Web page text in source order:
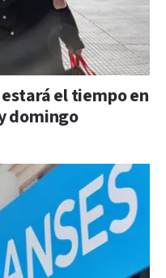
el tiempo en
domingo